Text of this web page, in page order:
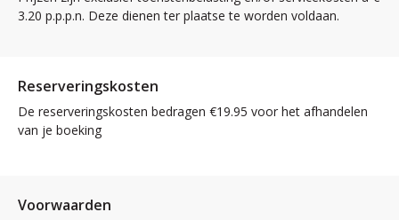
3.20 p.p.p.n. Deze dienen ter plaatse te worden voldaan.
Reserveringskosten
De reserveringskosten bedragen €19.95 voor het afhandelen
van je boeking
Voorwaarden